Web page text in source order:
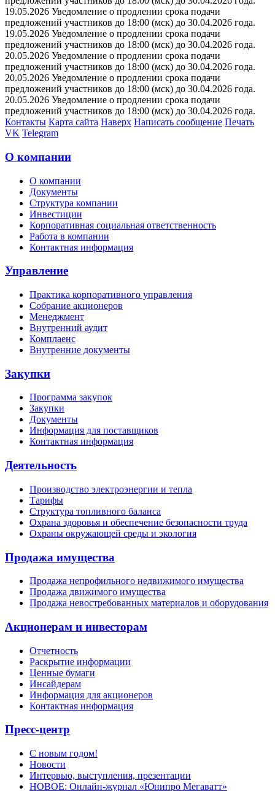
19.05.2026 Уведомление о продлении срока подачи
предложений участников до 18:00 (мск) до 30.04.2026 года.
19.05.2026 Уведомление о продлении срока подачи
предложений участников до 18:00 (мск) до 30.04.2026 года.
20.05.2026 Уведомление о продлении срока подачи
предложений участников до 18:00 (мск) до 30.04.2026 года.
20.05.2026 Уведомление о продлении срока подачи
предложений участников до 18:00 (мск) до 30.04.2026 года.
20.05.2026 Уведомление о продлении срока подачи
предложений участников до 18:00 (мск) до 30.04.2026 года.
Контакты Карта сайта Наверх Написать сообщение Печать
VK Telegram
О компании
О компании
Документы
Структура компании
Инвестиции
Корпоративная социальная ответственность
Работа в компании
Контактная информация
Управление
Практика корпоративного управления
Собрание акционеров
Менеджмент
Внутренний аудит
Комплаенс
Внутренние документы
Закупки
Программа закупок
Закупки
Документы
Информация для поставщиков
Контактная информация
Деятельность
Производство электроэнергии и тепла
Тарифы
Структура топливного баланса
Охрана здоровья и обеспечение безопасности труда
Охраны окружающей среды и экология
Продажа имущества
Продажа непрофильного недвижимого имущества
Продажа движимого имущества
Продажа невостребованных материалов и оборудования
Акционерам и инвесторам
Отчетность
Раскрытие информации
Ценные бумаги
Инсайдерам
Информация для акционеров
Контактная информация
Пресс-центр
С новым годом!
Новости
Интервью, выступления, презентации
НОВОЕ: Онлайн-журнал «Юнипро Мегаватт»